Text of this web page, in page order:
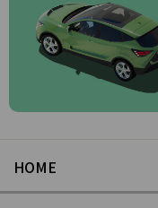
HOME